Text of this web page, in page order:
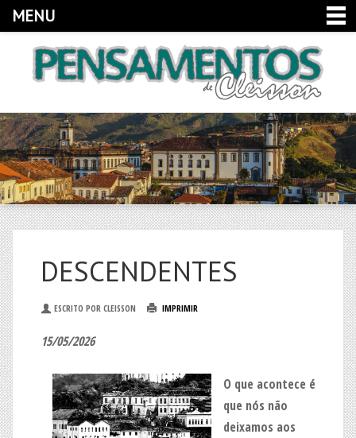
MENU
DESCENDENTES
ESCRITO POR CLEISSON IMPRIMIR
15/05/2026
O que acontece é
que nós não
deixamos aos